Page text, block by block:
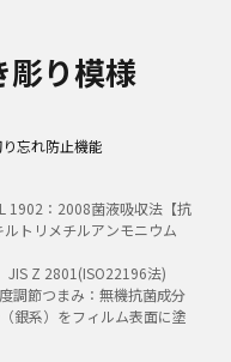
彫り模様
忘れ防止機能
1902：2008菌液吸収法【抗
トリメチルアンモニウム
JIS Z 2801(ISO22196法)
調節つまみ：無機抗菌成分
銀系）をフィルム表面に塗